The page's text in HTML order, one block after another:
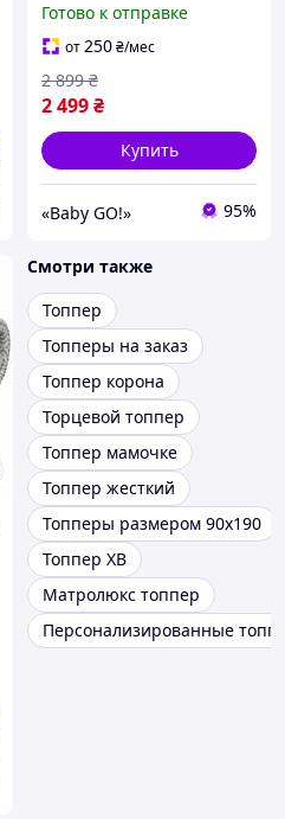
пуховым волоконным
наполнителем мягкий,
двусторонний KT7005724
Готово к отправке
от250₴/мес
2 499₴
2 899 ₴
Купить
«Baby GO!» 95%
Смотри также
Топпер
Топперы на заказ
Топпер корона
Торцевой топпер
Топпер мамочке
Топпер жесткий
Топперы размером 90х190
Топпер ХВ
Матролюкс топпер
Персонализированные